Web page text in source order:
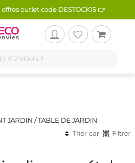
offres outlet code DESTOCK15 👉
JARDIN /TABLE DE JARDIN
Trier par
Filtrer